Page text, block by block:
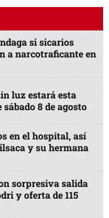
si sicarios
a narcotraficante en
luz estará esta
8 de agosto
en el hospital, así
y su hermana
sorpresiva salida
y oferta de 115